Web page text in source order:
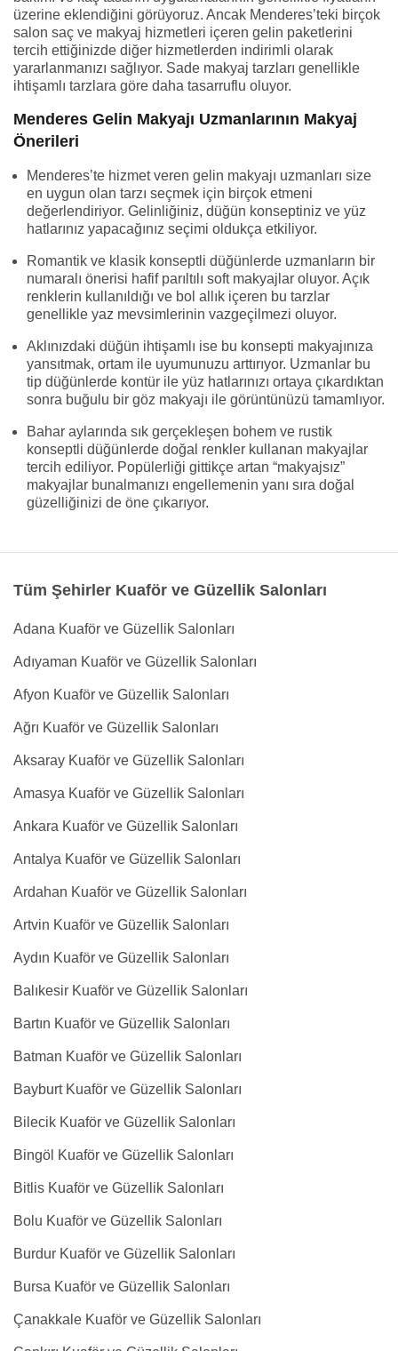
üzerine eklendiğini görüyoruz. Ancak Menderes’teki birçok
salon saç ve makyaj hizmetleri içeren gelin paketlerini
tercih ettiğinizde diğer hizmetlerden indirimli olarak
yararlanmanızı sağlıyor. Sade makyaj tarzları genellikle
ihtişamlı tarzlara göre daha tasarruflu oluyor.
Menderes Gelin Makyajı Uzmanlarının Makyaj
Önerileri
Menderes’te hizmet veren gelin makyajı uzmanları size
en uygun olan tarzı seçmek için birçok etmeni
değerlendiriyor. Gelinliğiniz, düğün konseptiniz ve yüz
hatlarınız yapacağınız seçimi oldukça etkiliyor.
Romantik ve klasik konseptli düğünlerde uzmanların bir
numaralı önerisi hafif parıltılı soft makyajlar oluyor. Açık
renklerin kullanıldığı ve bol allık içeren bu tarzlar
genellikle yaz mevsimlerinin vazgeçilmezi oluyor.
Aklınızdaki düğün ihtişamlı ise bu konsepti makyajınıza
yansıtmak, ortam ile uyumunuzu arttırıyor. Uzmanlar bu
tip düğünlerde kontür ile yüz hatlarınızı ortaya çıkardıktan
sonra buğulu bir göz makyajı ile görüntünüzü tamamlıyor.
Bahar aylarında sık gerçekleşen bohem ve rustik
konseptli düğünlerde doğal renkler kullanan makyajlar
tercih ediliyor. Popülerliği gittikçe artan “makyajsız”
makyajlar bunalmanızı engellemenin yanı sıra doğal
güzelliğinizi de öne çıkarıyor.
Tüm Şehirler Kuaför ve Güzellik Salonları
Adana Kuaför ve Güzellik Salonları
Adıyaman Kuaför ve Güzellik Salonları
Afyon Kuaför ve Güzellik Salonları
Ağrı Kuaför ve Güzellik Salonları
Aksaray Kuaför ve Güzellik Salonları
Amasya Kuaför ve Güzellik Salonları
Ankara Kuaför ve Güzellik Salonları
Antalya Kuaför ve Güzellik Salonları
Ardahan Kuaför ve Güzellik Salonları
Artvin Kuaför ve Güzellik Salonları
Aydın Kuaför ve Güzellik Salonları
Balıkesir Kuaför ve Güzellik Salonları
Bartın Kuaför ve Güzellik Salonları
Batman Kuaför ve Güzellik Salonları
Bayburt Kuaför ve Güzellik Salonları
Bilecik Kuaför ve Güzellik Salonları
Bingöl Kuaför ve Güzellik Salonları
Bitlis Kuaför ve Güzellik Salonları
Bolu Kuaför ve Güzellik Salonları
Burdur Kuaför ve Güzellik Salonları
Bursa Kuaför ve Güzellik Salonları
Çanakkale Kuaför ve Güzellik Salonları